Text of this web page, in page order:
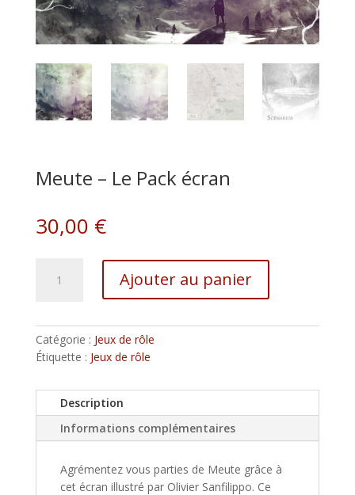
Meute – Le Pack écran
30,00 €
Le
Pack
Ajouter au panier
A
t
t
e
Catégorie : Jeux de rôle
Étiquette : Jeux de rôle
Description
Informations complémentaires
Agrémentez vous parties de Meute grâce à
cet écran illustré par Olivier Sanfilippo. Ce